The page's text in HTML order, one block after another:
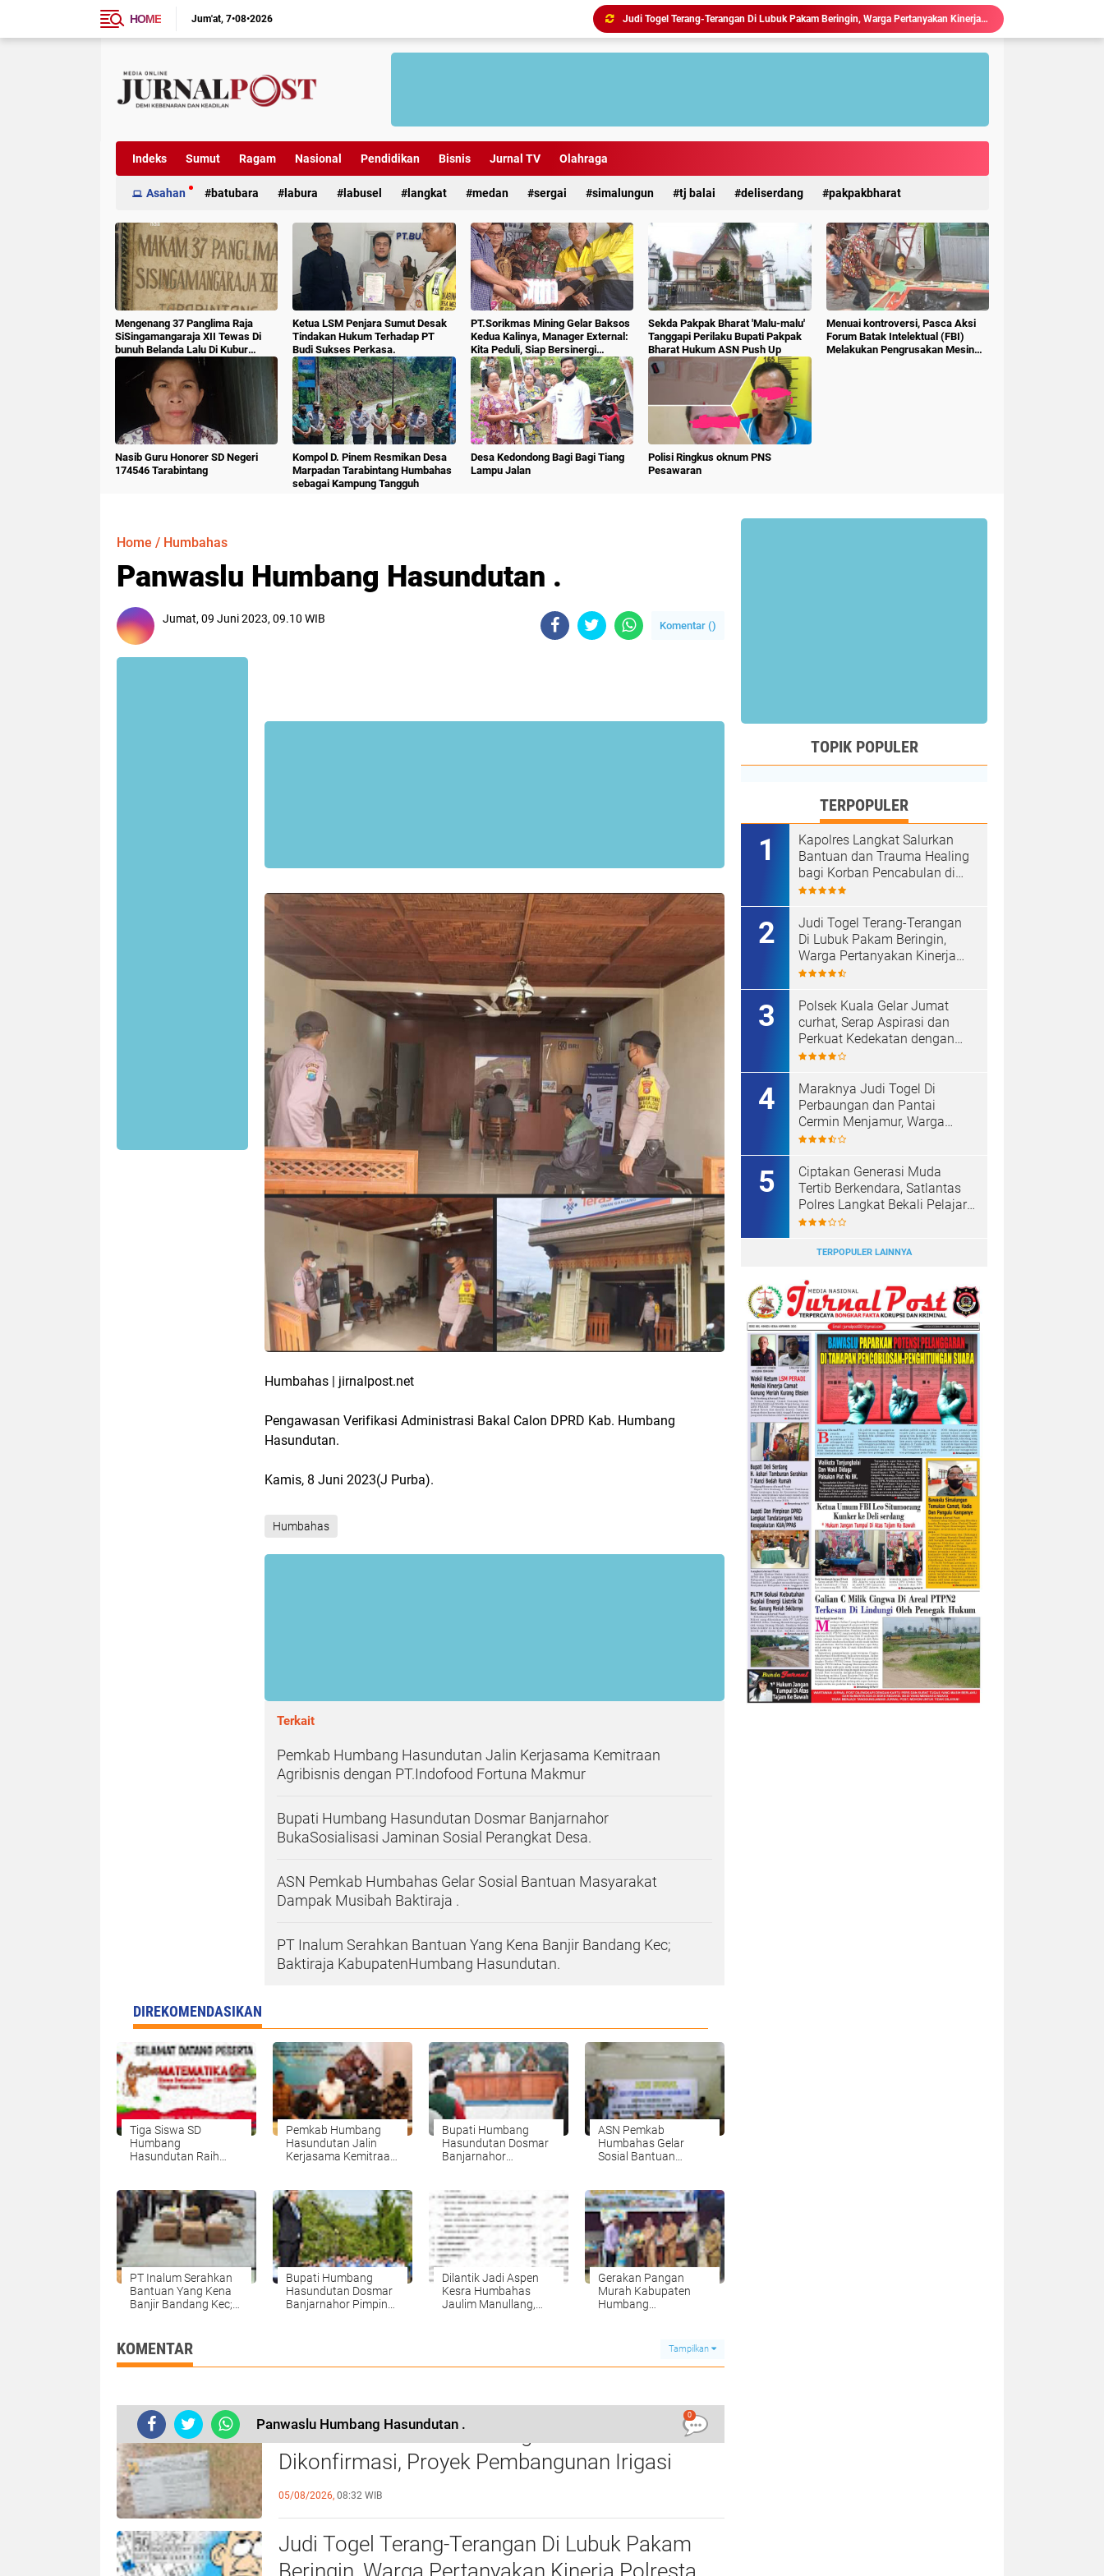
HOME Jum'at 7•08•2026
Judi Togel Terang-Terangan Di Lubuk Pakam Beringin, Warga Pertanyakan Kinerja Polresta Deli Serdang
Ciptakan Generasi Muda Tertib Berkendara, Satlantas Polres Langkat Bekali Pelajar SMP.
TERIMA KUNKER RESES KOMISI X DPR RI, WALI KOTA TEBING TINGGI DORONG SINERGI PUSAT-DAERAH UNTUK SDM UNGGUL.
Indeks Sumut Ragam Nasional Pendidikan Bisnis Jurnal TV Olahraga
Asahan batubara labura labusel langkat medan sergai simalungun tj balai deliserdang pakpakbharat
Mengenang 37 Panglima Raja
SiSingamangaraja XII Tewas Di
bunuh Belanda Lalu Di Kubur
Massal Oleh Masyarakat
Ketua LSM Penjara Sumut Desak
Tindakan Hukum Terhadap PT
Budi Sukses Perkasa.
PT.Sorikmas Mining Gelar Baksos
Kedua Kalinya, Manager External:
Kita Peduli, Siap Bersinergi
Dengan Pemda & Masyarakat.
Sekda Pakpak Bharat 'Malu-malu'
Tanggapi Perilaku Bupati Pakpak
Bharat Hukum ASN Push Up
Menuai kontroversi, Pasca Aksi
Forum Batak Intelektual (FBI)
Melakukan Pengrusakan Mesin
Nasib Guru Honorer SD Negeri
174546 Tarabintang
Kompol D. Pinem Resmikan Desa
Marpadan Tarabintang Humbahas
sebagai Kampung Tangguh
Desa Kedondong Bagi Bagi Tiang
Lampu Jalan
Polisi Ringkus oknum PNS
Pesawaran
Home / Humbahas
Panwaslu Humbang Hasundutan .
Jumat, 09 Juni 2023, 09.10 WIB
Komentar ()
Humbahas | jirnalpost.net
Pengawasan Verifikasi Administrasi Bakal Calon DPRD Kab. Humbang
Hasundutan.
Kamis, 8 Juni 2023(J Purba).
Humbahas
Terkait
Pemkab Humbang Hasundutan Jalin Kerjasama Kemitraan
Agribisnis dengan PT.Indofood Fortuna Makmur
Bupati Humbang Hasundutan Dosmar Banjarnahor
BukaSosialisasi Jaminan Sosial Perangkat Desa.
ASN Pemkab Humbahas Gelar Sosial Bantuan Masyarakat
Dampak Musibah Baktiraja .
PT Inalum Serahkan Bantuan Yang Kena Banjir Bandang Kec;
Baktiraja KabupatenHumbang Hasundutan.
DIREKOMENDASIKAN
Tiga Siswa SD
Humbang
Hasundutan Raih
Tingkat Nasional
Pemkab Humbang
Hasundutan Jalin
Kerjasama Kemitraan
Makmur
Bupati Humbang
Hasundutan Dosmar
Banjarnahor
Perangkat Desa.
ASN Pemkab
Humbahas Gelar
Sosial Bantuan
PT Inalum Serahkan
Bantuan Yang Kena
Banjir Bandang Kec;
Hasundutan.
Bupati Humbang
Hasundutan Dosmar
Banjarnahor Pimpin
Dilantik Jadi Aspen
Kesra Humbahas
Jaulim Manullang,
Gerakan Pangan
Murah Kabupaten
Humbang
KOMENTAR Tampilkan
Panwaslu Humbang Hasundutan .
0
Ketua P3A Tirta Setia Menghindar Saat Hendak
Dikonfirmasi, Proyek Pembangunan Irigasi
Diduga Mark Up
05/08/2026, 08:32 WIB
Judi Togel Terang-Terangan Di Lubuk Pakam
TOPIK POPULER
TERPOPULER
Kapolres Langkat Salurkan
Bantuan dan Trauma Healing
bagi Korban Pencabulan di
Secanggang.
Judi Togel Terang-Terangan
Di Lubuk Pakam Beringin,
Warga Pertanyakan Kinerja
Polresta Deli Serdang
Polsek Kuala Gelar Jumat
curhat, Serap Aspirasi dan
Perkuat Kedekatan dengan
Masyarakat.
Maraknya Judi Togel Di
Perbaungan dan Pantai
Cermin Menjamur, Warga
Desak Kapolres Serge
Ciptakan Generasi Muda
Tertib Berkendara, Satlantas
Polres Langkat Bekali Pelajar
SMP.
TERPOPULER LAINNYA